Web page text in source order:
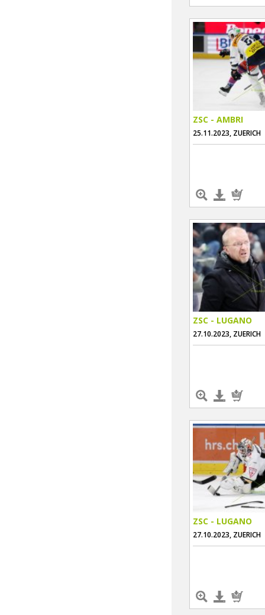
ZSC - AMBRI
25.11.2023, ZUERICH
ZSC - LUGANO
27.10.2023, ZUERICH
ZSC - LUGANO
27.10.2023, ZUERICH